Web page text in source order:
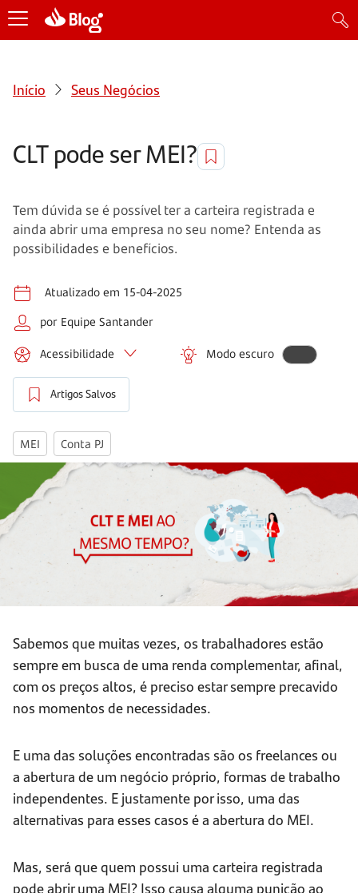
Início Seus Negócios
CLT pode ser MEI?
Tem dúvida se é possível ter a carteira registrada e
ainda abrir uma empresa no seu nome? Entenda as
possibilidades e benefícios.
Atualizado em 15-04-2025
por Equipe Santander
Acessibilidade Modo escuro
Artigos Salvos
MEI Conta PJ
Sabemos que muitas vezes, os trabalhadores estão
sempre em busca de uma renda complementar, afinal,
com os preços altos, é preciso estar sempre precavido
nos momentos de necessidades.
E uma das soluções encontradas são os freelances ou
a abertura de um negócio próprio, formas de trabalho
independentes. E justamente por isso, uma das
alternativas para esses casos é a abertura do MEI.
Mas, será que quem possui uma carteira registrada
pode abrir uma MEI? Isso causa alguma punição ao